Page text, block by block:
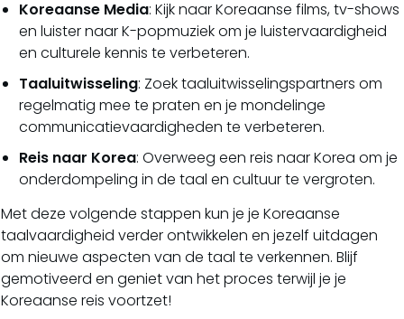
Koreaanse Media: Kijk naar Koreaanse films, tv-shows
en luister naar K-popmuziek om je luistervaardigheid
en culturele kennis te verbeteren.
Taaluitwisseling: Zoek taaluitwisselingspartners om
regelmatig mee te praten en je mondelinge
communicatievaardigheden te verbeteren.
Reis naar Korea: Overweeg een reis naar Korea om je
onderdompeling in de taal en cultuur te vergroten.
Met deze volgende stappen kun je je Koreaanse
taalvaardigheid verder ontwikkelen en jezelf uitdagen
om nieuwe aspecten van de taal te verkennen. Blijf
gemotiveerd en geniet van het proces terwijl je je
Koreaanse reis voortzet!